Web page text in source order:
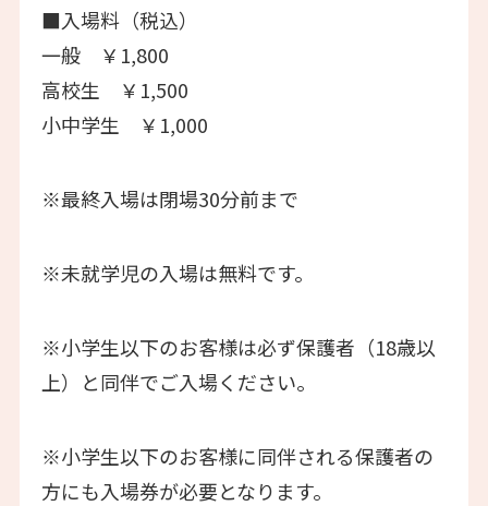
■入場料（税込）
一般 ￥1,800
高校生 ￥1,500
小中学生 ￥1,000
※最終⼊場は閉場30分前まで
※未就学児の入場は無料です。
※小学生以下のお客様は必ず保護者（18歳以
上）と同伴でご入場ください。
※小学生以下のお客様に同伴される保護者の
方にも入場券が必要となります。